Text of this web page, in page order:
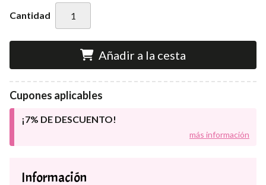
Cantidad
Añadir a la cesta
Cupones aplicables
¡7% DE DESCUENTO!
más información
Información